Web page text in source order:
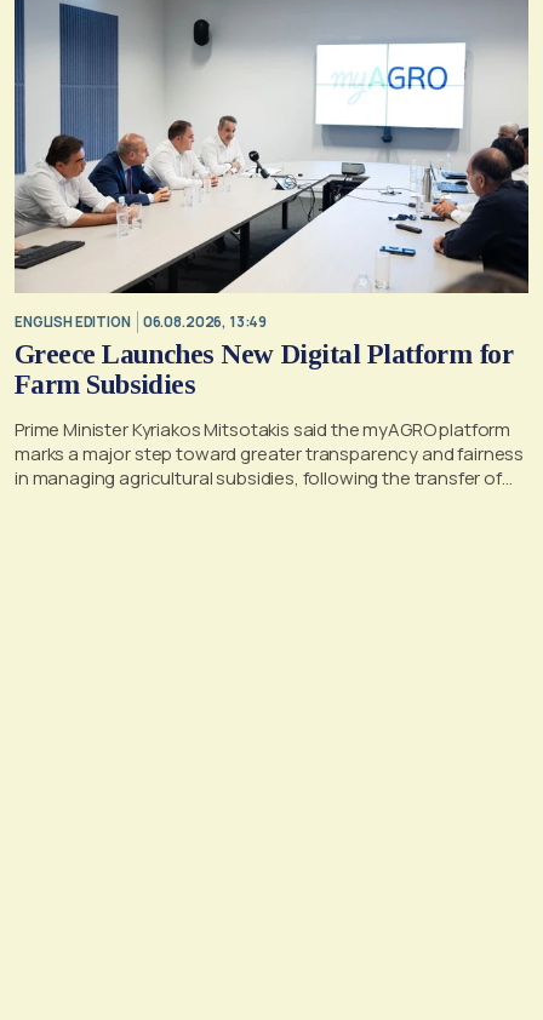
ENGLISH EDITION 06.08.2026, 13:49
Greece Launches New Digital Platform for
Farm Subsidies
Prime Minister Kyriakos Mitsotakis said the myAGRO platform
marks a major step toward greater transparency and fairness
in managing agricultural subsidies, following the transfer of